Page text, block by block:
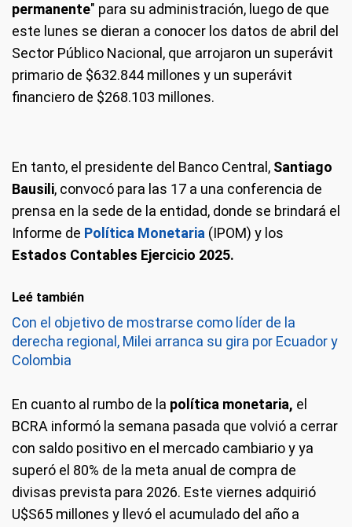
permanente" para su administración, luego de que
este lunes se dieran a conocer los datos de abril del
Sector Público Nacional, que arrojaron un superávit
primario de $632.844 millones y un superávit
financiero de $268.103 millones.
En tanto, el presidente del Banco Central, Santiago
Bausili, convocó para las 17 a una conferencia de
prensa en la sede de la entidad, donde se brindará el
Informe de Política Monetaria (IPOM) y los
Estados Contables Ejercicio 2025.
Leé también
Con el objetivo de mostrarse como líder de la
derecha regional, Milei arranca su gira por Ecuador y
Colombia
En cuanto al rumbo de la política monetaria, el
BCRA informó la semana pasada que volvió a cerrar
con saldo positivo en el mercado cambiario y ya
superó el 80% de la meta anual de compra de
divisas prevista para 2026. Este viernes adquirió
U$S65 millones y llevó el acumulado del año a